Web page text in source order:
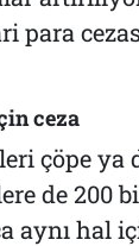
para
ceza
çöpe ya
de 200
aynı hal